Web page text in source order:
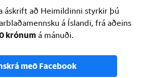
áskrift að Heimildinni styrkir þú
á Íslandi, frá aðeins
krónum á mánuði.
með Facebook